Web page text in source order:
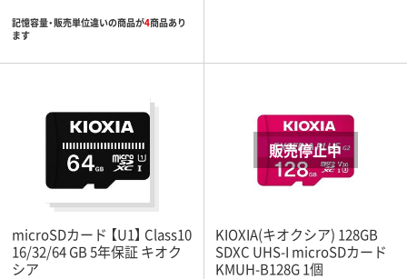
記憶容量・販売単位違いの商品が4商品あり
ます
microSDカード 【U1】 Class10
16/32/64 GB 5年保証 キオク
シア
KIOXIA(キオクシア) 128GB
SDXC UHS-I microSDカード
KMUH-B128G 1個